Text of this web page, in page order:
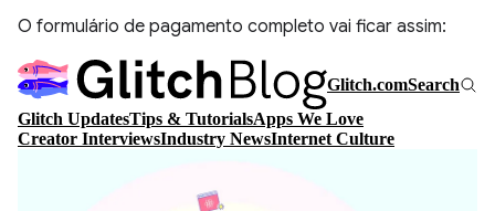
O formulário de pagamento completo vai ficar assim: